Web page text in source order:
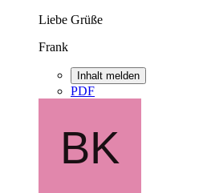
Liebe Grüße
Frank
Inhalt melden
PDF